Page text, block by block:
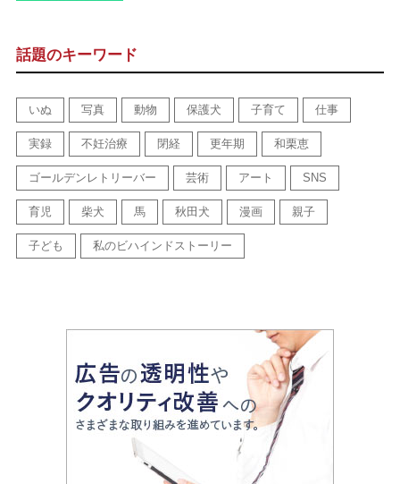
話題のキーワード
いぬ 写真 動物 保護犬 子育て 仕事
実録 不妊治療 閉経 更年期 和栗恵
ゴールデンレトリーバー 芸術 アート SNS
育児 柴犬 馬 秋田犬 漫画 親子
子ども 私のビハインドストーリー